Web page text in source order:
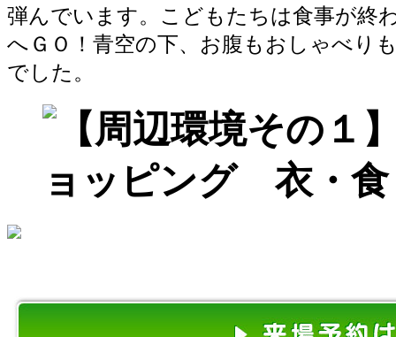
弾んでいます。こどもたちは食事が終
へＧＯ！青空の下、お腹もおしゃべり
でした。